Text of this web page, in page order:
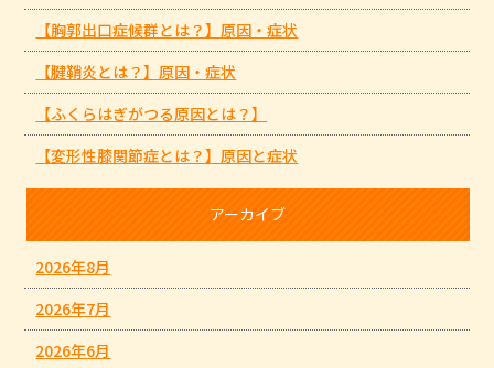
【胸郭出口症候群とは？】原因・症状
【腱鞘炎とは？】原因・症状
【ふくらはぎがつる原因とは？】
【変形性膝関節症とは？】原因と症状
アーカイブ
2026年8月
2026年7月
2026年6月